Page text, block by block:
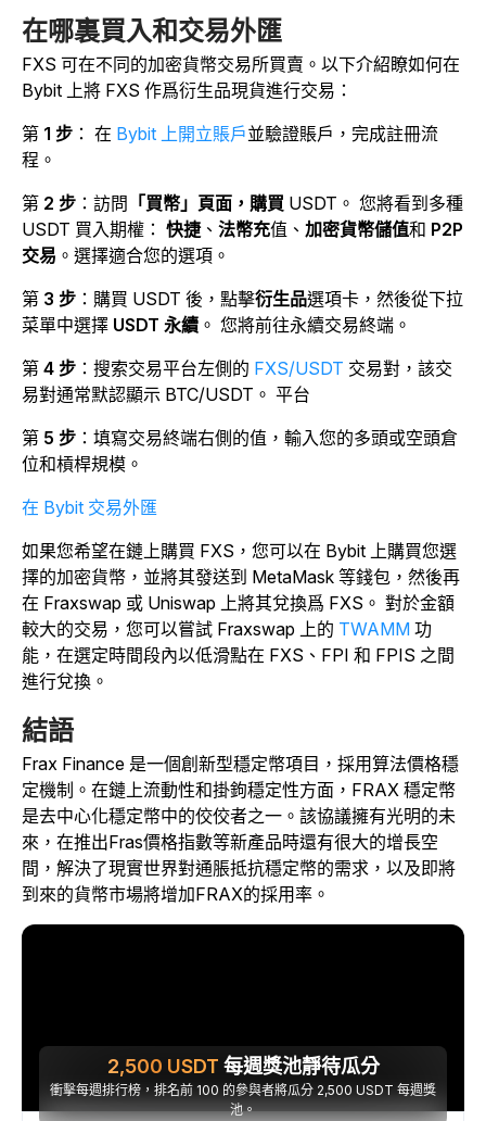
在哪裏買入和交易外匯
FXS 可在不同的加密貨幣交易所買賣。以下介紹瞭如何在
Bybit 上將 FXS 作爲衍生品現貨進行交易：
第 1 步 ： 在 Bybit 上開立賬戶並驗證賬戶，完成註冊流
程。
第 2 步 ：訪問 「買幣」頁面，購買 USDT 。 您將看到多種
USDT 買入期權： 快捷、 法幣充值 、 加密貨幣儲值和 P2P
交易 。選擇適合您的選項。
第 3 步 ：購買 USDT 後，點擊衍生品選項卡，然後從下拉
菜單中選擇 USDT 永續 。 您將前往永續交易終端。
第 4 步 ：搜索交易平台左側的 FXS/USDT 交易對，該交
易對通常默認顯示 BTC/USDT。 平台
第 5 步 ：填寫交易終端右側的值，輸入您的多頭或空頭倉
位和槓桿規模。
在 Bybit 交易外匯
如果您希望在鏈上購買 FXS，您可以在 Bybit 上購買您選
擇的加密貨幣，並將其發送到 MetaMask 等錢包，然後再
在 Fraxswap 或 Uniswap 上將其兌換爲 FXS。 對於金額
較大的交易，您可以嘗試 Fraxswap 上的 TWAMM 功
能，在選定時間段內以低滑點在 FXS、FPI 和 FPIS 之間
進行兌換。
結語
Frax Finance 是一個創新型穩定幣項目，採用算法價格穩
定機制。在鏈上流動性和掛鉤穩定性方面，FRAX 穩定幣
是去中心化穩定幣中的佼佼者之一。該協議擁有光明的未
來，在推出Fras價格指數等新產品時還有很大的增長空
間，解決了現實世界對通脹抵抗穩定幣的需求，以及即將
到來的貨幣市場將增加FRAX的採用率。
2,500 USDT 每週獎池靜待瓜分
衝擊每週排行榜，排名前 100 的參與者將瓜分 2,500 USDT 每週獎
池。